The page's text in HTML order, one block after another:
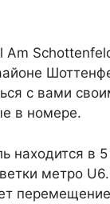
с вами
в номере.
находится
метро